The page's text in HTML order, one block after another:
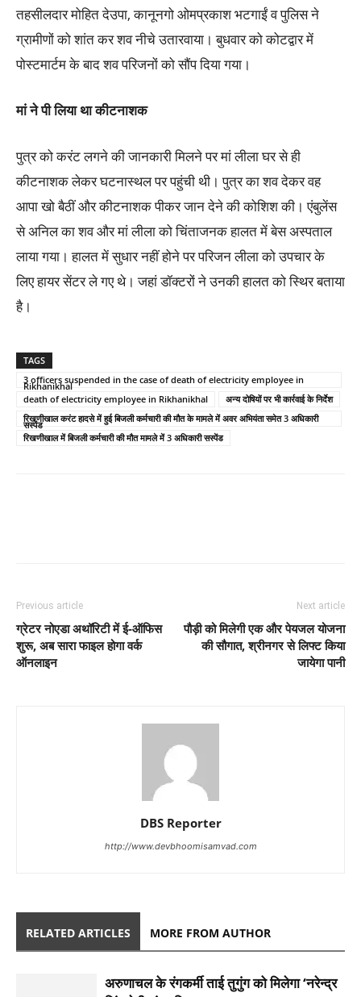
तहसीलदार मोहित देउपा, कानूनगो ओमप्रकाश भटगाईं व पुलिस ने
ग्रामीणों को शांत कर शव नीचे उतारवाया। बुधवार को कोटद्वार में
पोस्टमार्टम के बाद शव परिजनों को सौंप दिया गया।
मां ने पी लिया था कीटनाशक
पुत्र को करंट लगने की जानकारी मिलने पर मां लीला घर से ही
कीटनाशक लेकर घटनास्थल पर पहुंची थी। पुत्र का शव देकर वह
आपा खो बैठीं और कीटनाशक पीकर जान देने की कोशिश की। एंबुलेंस
से अनिल का शव और मां लीला को चिंताजनक हालत में बेस अस्पताल
लाया गया। हालत में सुधार नहीं होने पर परिजन लीला को उपचार के
लिए हायर सेंटर ले गए थे। जहां डॉक्टरों ने उनकी हालत को स्थिर बताया
है।
TAGS
3 officers suspended in the case of death of electricity employee in
Rikhanikhal
death of electricity employee in Rikhanikhal
अन्य दोषियों पर भी कार्रवाई के निर्देश
रिखणीखाल करंट हादसे में हुई बिजली कर्मचारी की मौत के मामले में अवर अभियंता समेत 3 अधिकारी
सस्पेंड
रिखणीखाल में बिजली कर्मचारी की मौत मामले में 3 अधिकारी सस्पेंड
Previous article
ग्रेटर नोएडा अथॉरिटी में ई-ऑफिस
शुरू, अब सारा फाइल होगा वर्क
ऑनलाइन
Next article
पौड़ी को मिलेगी एक और पेयजल योजना
की सौगात, श्रीनगर से लिफ्ट किया
जायेगा पानी
DBS Reporter
http://www.devbhoomisamvad.com
RELATED ARTICLES MORE FROM AUTHOR
अरुणाचल के रंगकर्मी ताई तुगुंग को मिलेगा ‘नरेन्द्र